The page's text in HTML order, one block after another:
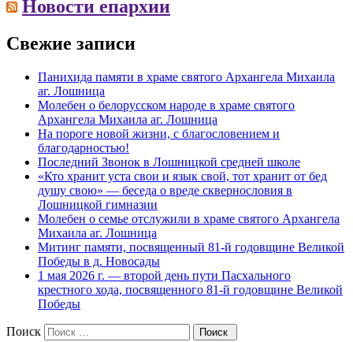
Новости епархии
Свежие записи
Панихида памяти в храме святого Архангела Михаила
аг. Лошница
Молебен о белорусском народе в храме святого
Архангела Михаила аг. Лошница
На пороге новой жизни, с благословением и
благодарностью!
Последний Звонок в Лошницкой средней школе
«Кто хранит уста свои и язык свой, тот хранит от бед
душу свою» — беседа о вреде сквернословия в
Лошницкой гимназии
Молебен о семье отслужили в храме святого Архангела
Михаила аг. Лошница
Митинг памяти, посвященный 81-й годовщине Великой
Победы в д. Новосады
1 мая 2026 г. — второй день пути Пасхального
крестного хода, посвященного 81-й годовщине Великой
Победы
Поиск